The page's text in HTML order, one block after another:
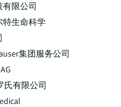
限公司
特生命科学
集团服务公司
氏有限公司